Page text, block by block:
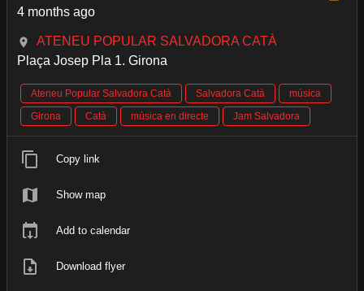
4 months ago
ATENEU POPULAR SALVADORA CATÀ
Plaça Josep Pla 1. Girona
Ateneu Popular Salvadora Catà Salvadora Catà
música
Girona
Catà música en directe Jam Salvadora
Copy link
Show map
Add to calendar
Download flyer